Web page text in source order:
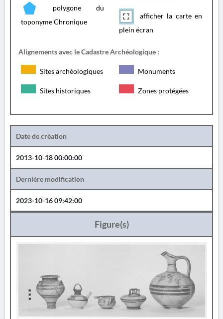
polygone du
toponyme Chronique
afficher la carte en
plein écran
Alignements avec le Cadastre Archéologique :
Sites archéologiques Monuments
Sites historiques Zones protégées
Date de création
2013-10-18 00:00:00
Dernière modification
2023-10-16 09:42:00
Figure(s)